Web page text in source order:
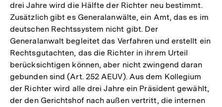
drei Jahre wird die Hälfte der Richter neu bestimmt.
Zusätzlich gibt es Generalanwälte, ein Amt, das es im
deutschen Rechtssystem nicht gibt. Der
Generalanwalt begleitet das Verfahren und erstellt ein
Rechtsgutachten, das die Richter in ihrem Urteil
berücksichtigen können, aber nicht zwingend daran
gebunden sind (Art. 252 AEUV). Aus dem Kollegium
der Richter wird alle drei Jahre ein Präsident gewählt,
der den Gerichtshof nach außen vertritt, die internen